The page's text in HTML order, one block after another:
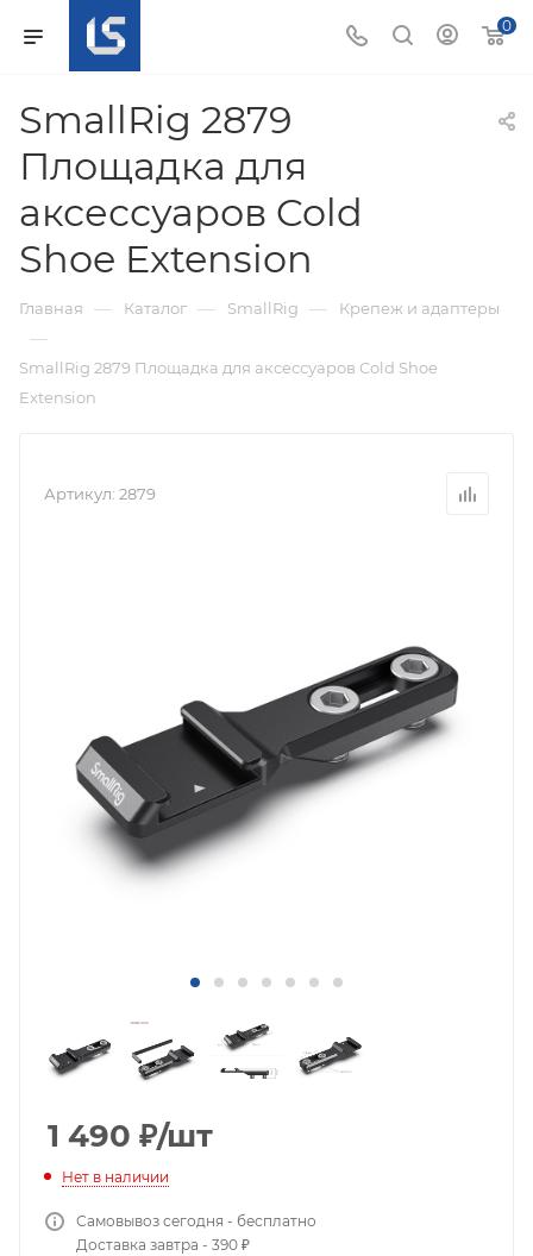
0
SmallRig 2879
Площадка для
аксессуаров Cold
Shoe Extension
Главная — Каталог — SmallRig — Крепеж и адаптеры
—
SmallRig 2879 Площадка для аксессуаров Cold Shoe
Extension
Артикул: 2879
1 490 ₽/шт
Нет в наличии
Самовывоз сегодня - бесплатно
Доставка завтра - 390 ₽